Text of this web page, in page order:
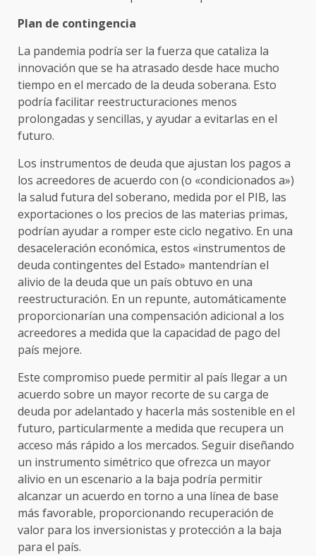
Plan de contingencia
La pandemia podría ser la fuerza que cataliza la
innovación que se ha atrasado desde hace mucho
tiempo en el mercado de la deuda soberana. Esto
podría facilitar reestructuraciones menos
prolongadas y sencillas, y ayudar a evitarlas en el
futuro.
Los instrumentos de deuda que ajustan los pagos a
los acreedores de acuerdo con (o «condicionados a»)
la salud futura del soberano, medida por el PIB, las
exportaciones o los precios de las materias primas,
podrían ayudar a romper este ciclo negativo. En una
desaceleración económica, estos «instrumentos de
deuda contingentes del Estado» mantendrían el
alivio de la deuda que un país obtuvo en una
reestructuración. En un repunte, automáticamente
proporcionarían una compensación adicional a los
acreedores a medida que la capacidad de pago del
país mejore.
Este compromiso puede permitir al país llegar a un
acuerdo sobre un mayor recorte de su carga de
deuda por adelantado y hacerla más sostenible en el
futuro, particularmente a medida que recupera un
acceso más rápido a los mercados. Seguir diseñando
un instrumento simétrico que ofrezca un mayor
alivio en un escenario a la baja podría permitir
alcanzar un acuerdo en torno a una línea de base
más favorable, proporcionando recuperación de
valor para los inversionistas y protección a la baja
para el país.